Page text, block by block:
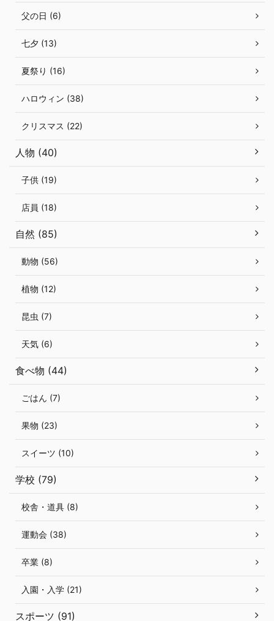
父の日 (6)
七夕 (13)
夏祭り (16)
ハロウィン (38)
クリスマス (22)
人物 (40)
子供 (19)
店員 (18)
自然 (85)
動物 (56)
植物 (12)
昆虫 (7)
天気 (6)
食べ物 (44)
ごはん (7)
果物 (23)
スイーツ (10)
学校 (79)
校舎・道具 (8)
運動会 (38)
卒業 (8)
入園・入学 (21)
スポーツ (91)